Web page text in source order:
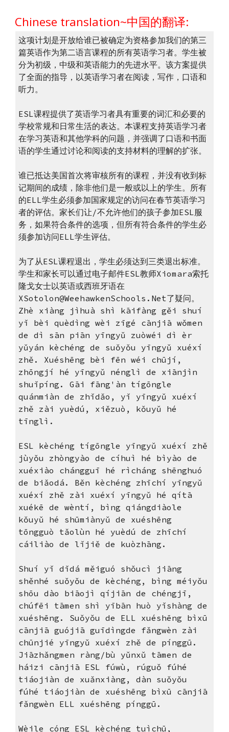
Chinese translation~中国的翻译:
这项计划是开放给谁已被确定为资格参加我们的第三
篇英语作为第二语言课程的所有英语学习者。学生被
分为初级，中级和英语能力的先进水平。该方案提供
了全面的指导，以英语学习者在阅读，写作，口语和
听力。
ESL课程提供了英语学习者具有重要的词汇和必要的
学校常规和日常生活的表达。本课程支持英语学习者
在学习英语和其他学科的问题，并强调了口语和书面
语的学生通过讨论和阅读的支持材料的理解的扩张。
谁已抵达美国首次将审核所有的课程，并没有收到标
记期间的成绩，除非他们是一般或以上的学生。所有
的ELL学生必须参加国家规定​​的访问在春节英语学习
者的评估。家长们让/不允许他们的孩子参加ESL服
务，如果符合条件的选项，但所有符合条件的学生必
须参加访问ELL学生评估。
为了从ESL课程退出，学生必须达到三类退出标准。
学生和家长可以通过电子邮件ESL教师Xiomara索托
隆戈女士以英语或西班牙语在
XSotolon@WeehawkenSchools.Net了疑问。
Zhè xiàng jìhuà shì kāifàng gěi shuí
yǐ bèi quèdìng wèi zīgé cānjiā wǒmen
de dì sān piān yīngyǔ zuòwéi dì èr
yǔyán kèchéng de suǒyǒu yīngyǔ xuéxí
zhě. Xuéshēng bèi fēn wéi chūjí,
zhōngjí hé yīngyǔ nénglì de xiānjìn
shuǐpíng. Gāi fāng'àn tígōngle
quánmiàn de zhǐdǎo, yǐ yīngyǔ xuéxí
zhě zài yuèdú, xiězuò, kǒuyǔ hé
tīnglì.
ESL kèchéng tígōngle yīngyǔ xuéxí zhě
jùyǒu zhòngyào de cíhuì hé bìyào de
xuéxiào chángguī hé rìcháng shēnghuó
de biǎodá. Běn kèchéng zhīchí yīngyǔ
xuéxí zhě zài xuéxí yīngyǔ hé qítā
xuékē de wèntí, bìng qiángdiàole
kǒuyǔ hé shūmiànyǔ de xuéshēng
tōngguò tǎolùn hé yuèdú de zhīchí
cáiliào de lǐjiě de kuòzhāng.
Shuí yǐ dǐdá měiguó shǒucì jiāng
shěnhé suǒyǒu de kèchéng, bìng méiyǒu
shōu dào biāojì qíjiān de chéngjī,
chúfēi tāmen shì yībān huò yǐshàng de
xuéshēng. Suǒyǒu de ELL xuéshēng bìxū
cānjiā guójiā guīdìng​​de fǎngwèn zài
chūnjié yīngyǔ xuéxí zhě de pínggū.
Jiāzhǎngmen ràng/bù yǔnxǔ tāmen de
háizi cānjiā ESL fúwù, rúguǒ fúhé
tiáojiàn de xuǎnxiàng, dàn suǒyǒu
fúhé tiáojiàn de xuéshēng bìxū cānjiā
fǎngwèn ELL xuéshēng pínggū.
Wèile cóng ESL kèchéng tuìchū,